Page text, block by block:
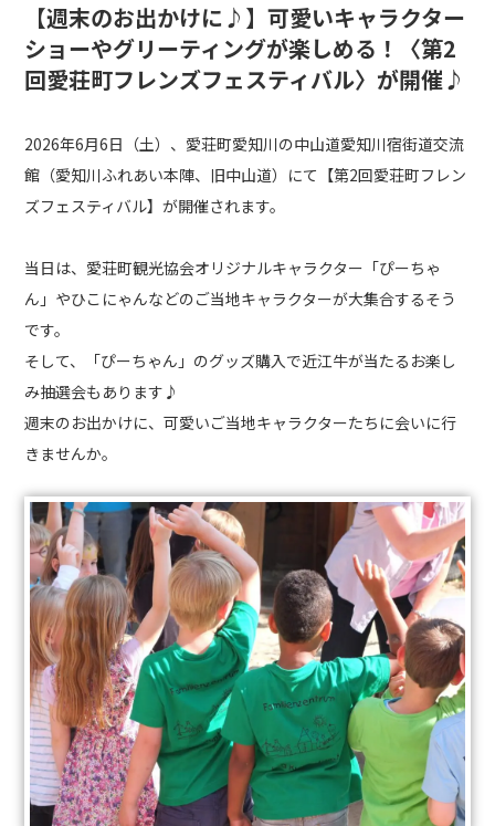
【週末のお出かけに♪】可愛いキャラクター
ショーやグリーティングが楽しめる！〈第2
回愛荘町フレンズフェスティバル〉が開催♪
2026年6月6日（土）、愛荘町愛知川の中山道愛知川宿街道交流
館（愛知川ふれあい本陣、旧中山道）にて【第2回愛荘町フレン
ズフェスティバル】が開催されます。
当日は、愛荘町観光協会オリジナルキャラクター「ぴーちゃ
ん」やひこにゃんなどのご当地キャラクターが大集合するそう
です。
そして、「ぴーちゃん」のグッズ購入で近江牛が当たるお楽し
み抽選会もあります♪
週末のお出かけに、可愛いご当地キャラクターたちに会いに行
きませんか。